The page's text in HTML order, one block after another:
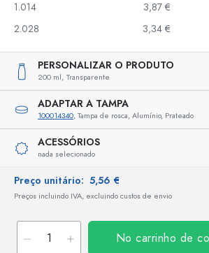
1.014
3,87 €
2.028
3,34 €
PERSONALIZAR O PRODUTO
200 ml, Transparente
ADAPTAR A TAMPA
100014340, Tampa de rosca, Alumínio, Prateado
ACESSÓRIOS
nada selecionado
Preço unitário: 5,56 €
Preços incluindo IVA, excluindo custos de envio
No carrinho de